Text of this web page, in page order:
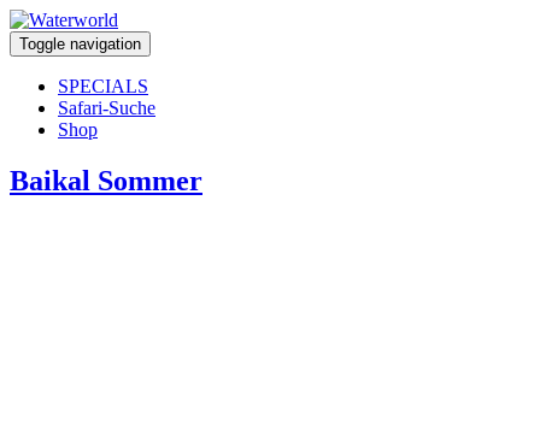
Toggle navigation
SPECIALS
Safari-Suche
Shop
Baikal Sommer